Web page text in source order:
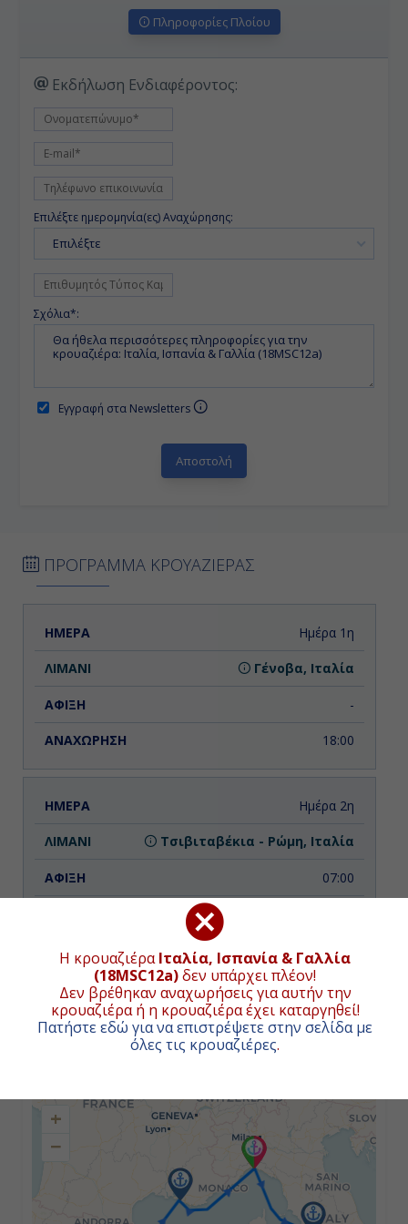
Η κρουαζιέραΙταλία, Ισπανία & Γαλλία
(18MSC12a)δεν υπάρχει πλέον!
Δεν βρέθηκαν αναχωρήσεις για αυτήν την
κρουαζιέρα ή η κρουαζιέρα έχει καταργηθεί!
Πατήστε εδώ για να επιστρέψετε στην σελίδα με
όλες τις κρουαζιέρες.
Πληροφορίες Πλοίου
Εκδήλωση Ενδιαφέροντος:
Επιλέξτε ημερομηνία(ες) Αναχώρησης:
Επιλέξτε
Σχόλια*:
Εγγραφή στα Newsletters
ΠΡΟΓΡΑΜΜΑ ΚΡΟΥΑΖΙΕΡΑΣ
ΗΜΕΡΑ ΑΝΑΧΩΡΗΣΗ
Ημέρα 1η
Γένοβα, Ιταλία
-
18:00
Ημέρα 2η
Τσιβιταβέκια - Ρώμη, Ιταλία
07:00
Ημέρα 3η
Παλέρμο (Σικελία), Ιταλία
Ημέρα 4η
Κάλιαρι (Σαρδηνία), Ιταλία
Δυνατότητα επιβίβασης και αποβίβασης από το
λιμάνι της Τσιβιταβέκια (Ρώμη).
ΧΑΡΤΗΣ ΚΡΟΥΑΖΙΕΡΑΣ
+
−